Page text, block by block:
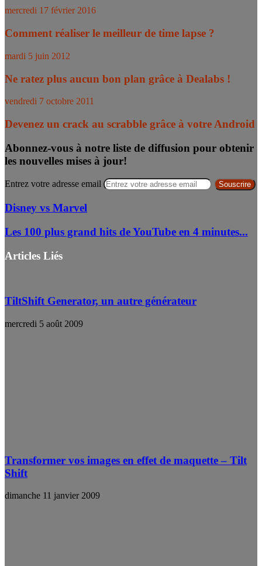
mercredi 17 février 2016
Comment réaliser le meilleur de time lapse ?
mardi 5 juin 2012
Ne ratez plus aucun bon plan grâce à Dealabs !
vendredi 7 octobre 2011
Devenez un crack au scrabble grâce à votre Android
Abonnez-vous à notre liste de diffusion pour obtenir
les nouvelles mises à jour!
Entrez votre adresse email
Disney vs Marvel
Les 100 plus grand hits de YouTube en 4 minutes...
Articles Liés
TiltShift Generator, un autre générateur
mercredi 5 août 2009
Transformer vos images en effet de maquette – Tilt
Shift
dimanche 11 janvier 2009